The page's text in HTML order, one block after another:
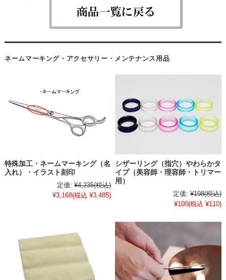
ネームマーキング・アクセサリー・メンテナンス用品
特殊加工・ネームマーキング（名
入れ）・イラスト刻印
定価: ¥4,235(税込)
¥3,168(税込 ¥3,485)
シザーリング（指穴）やわらかタ
イプ（美容師・理容師・トリマー
用）
定価: ¥198(税込)
¥100(税込 ¥110)